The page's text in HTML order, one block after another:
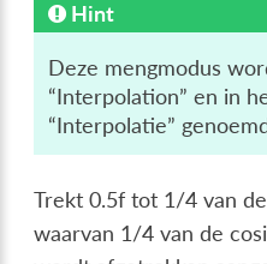
Hint
Deze mengmodus
“Interpolation” en in
“Interpolatie”
Trekt 0.5f tot 1/4 van
waarvan 1/4 van de